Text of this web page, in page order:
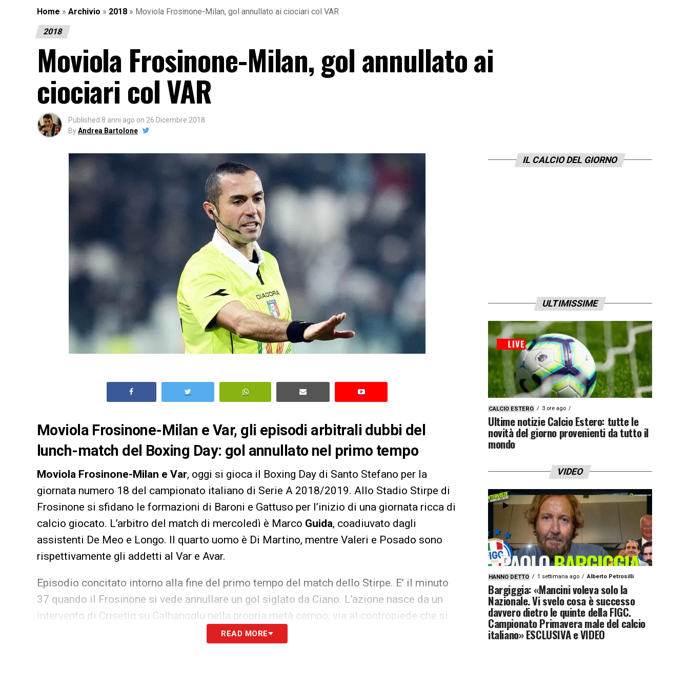
Home » Archivio » 2018 » Moviola Frosinone-Milan, gol annullato ai ciociari col VAR
2018
Moviola Frosinone-Milan, gol annullato ai
ciociari col VAR
Published 8 anni ago on 26 Dicembre 2018
ByAndrea Bartolone
Moviola Frosinone-Milan e Var, gli episodi arbitrali dubbi del
lunch-match del Boxing Day: gol annullato nel primo tempo
Moviola Frosinone-Milan e Var, oggi si gioca il Boxing Day di Santo Stefano per la
giornata numero 18 del campionato italiano di Serie A 2018/2019. Allo Stadio Stirpe di
Frosinone si sfidano le formazioni di Baroni e Gattuso per l’inizio di una giornata ricca di
calcio giocato. L’arbitro del match di mercoledì è Marco Guida, coadiuvato dagli
assistenti De Meo e Longo. Il quarto uomo è Di Martino, mentre Valeri e Posado sono
rispettivamente gli addetti al Var e Avar.
Episodio concitato intorno alla fine del primo tempo del match dello Stirpe. E’ il minuto
37 quando il Frosinone si vede annullare un gol siglato da Ciano. L’azione nasce da un
intervento di Crisetig su Calhanoglu nella propria metà campo, via al contropiede che si
tramuta in gol di Ciano da pochi passi. L’arbitro convalida, ma poi rivede l’episodio di
READ MORE
IL CALCIO DEL GIORNO
ULTIMISSIME
CALCIO ESTERO 3 ore ago
Ultime notizie Calcio Estero: tutte le
novità del giorno provenienti da tutto il
mondo
VIDEO
HANNO DETTO 1 settimana ago Alberto Petrosilli
Bargiggia: «Mancini voleva solo la
Nazionale. Vi svelo cosa è successo
davvero dietro le quinte della FIGC.
Campionato Primavera male del calcio
italiano» ESCLUSIVA e VIDEO